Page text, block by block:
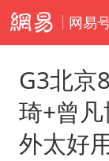
网易
G3北京
琦+曾
外太好